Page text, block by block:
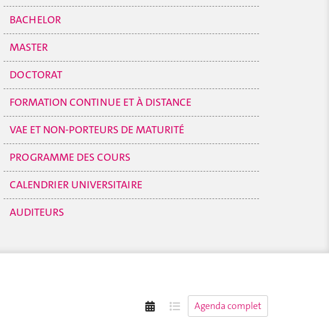
BACHELOR
MASTER
DOCTORAT
FORMATION CONTINUE ET À DISTANCE
VAE ET NON-PORTEURS DE MATURITÉ
PROGRAMME DES COURS
CALENDRIER UNIVERSITAIRE
AUDITEURS
Agenda complet